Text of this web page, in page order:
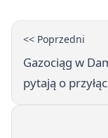
<< Poprzedni
Gazociąg w
pytają o